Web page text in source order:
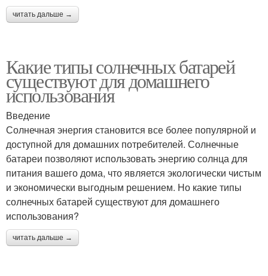
читать дальше →
Какие типы солнечных батарей
существуют для домашнего
использования
Введение
Солнечная энергия становится все более популярной и
доступной для домашних потребителей. Солнечные
батареи позволяют использовать энергию солнца для
питания вашего дома, что является экологически чистым
и экономически выгодным решением. Но какие типы
солнечных батарей существуют для домашнего
использования?
читать дальше →